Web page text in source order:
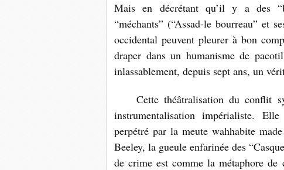
Mais en décrétant qu’il y a des
“méchants” (“Assad-le bourreau” et
occidental peuvent pleurer à bon
draper dans un humanisme de
inlassablement, depuis sept ans, un
Cette théâtralisation du conflit
instrumentalisation impérialiste.
perpétré par la meute wahhabite
Beeley, la gueule enfarinée des
de crime est comme la métaphore